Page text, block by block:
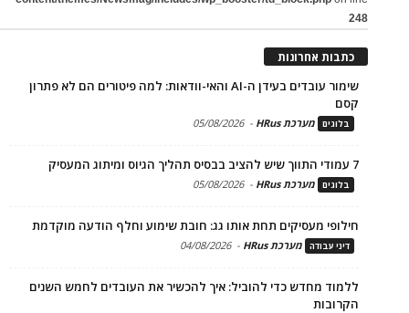
248
כתבות אחרונות
שימור עובדים בעידן ה-AI והאי-וודאות: למה פיטורים הם לא פתרון
קסם
בלוגים מערכת HRus -
05/08/2026
7 עמודי התווך שיש להציב בבסיס תהליך הגיוס ומיתוג המעסיק
בלוגים מערכת HRus -
05/08/2026
חילופי מעסיקים תחת אותו גג: חובת שימוע וחלף הודעה מוקדמת
דיני עבודה מערכת HRus -
04/08/2026
ללמוד מחדש כדי להוביל: איך להכשיר את העובדים לחמש השנים
הקרובות